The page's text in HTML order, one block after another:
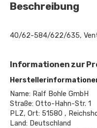
Beschreibung
40/62-584/622/635,
Informationen zur
Name: Ralf Bohle GmbH
Straße: Otto-Hahn-Str. 1
PLZ, Ort: 51580 ,
Land: Deutschland